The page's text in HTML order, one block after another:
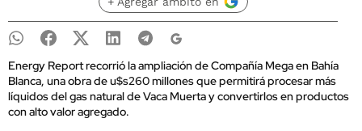
Energy Report recorrió la ampliación de Compañía Mega en Bahía
Blanca, una obra de u$s260 millones que permitirá procesar más
líquidos del gas natural de Vaca Muerta y convertirlos en productos
con alto valor agregado.